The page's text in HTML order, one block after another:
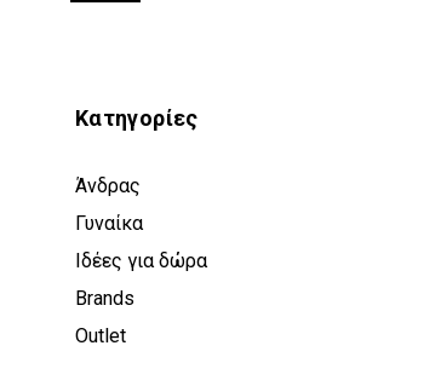
Κατηγορίες
Άνδρας
Γυναίκα
Ιδέες για δώρα
Brands
Outlet